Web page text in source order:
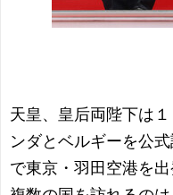
天皇、皇后両陛下は
ンダとベルギーを公
で東京・羽田空港を